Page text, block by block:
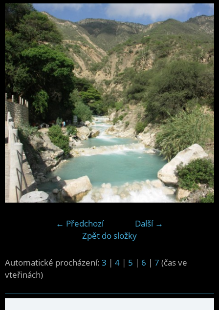
← Předchozí
Další →
Zpět do složky
Automatické procházení: 3 | 4 | 5 | 6 | 7 (čas ve
vteřinách)